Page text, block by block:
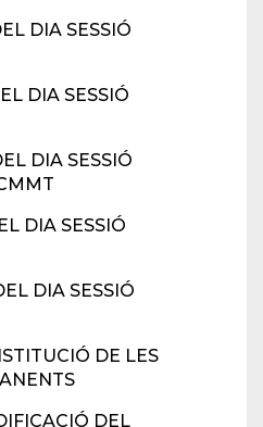
DIA SESSIÓ
DIA SESSIÓ
DIA SESSIÓ
DIA SESSIÓ
DIA SESSIÓ
DE LES
DEL